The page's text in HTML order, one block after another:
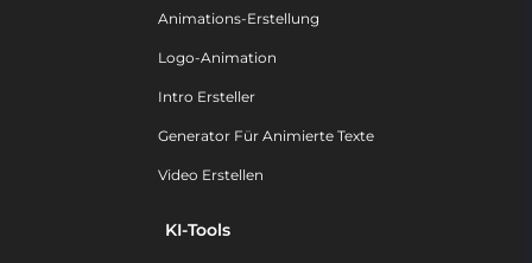
Animations-Erstellung
Logo-Animation
Intro Ersteller
Generator Für Animierte Texte
Video Erstellen
KI-Tools